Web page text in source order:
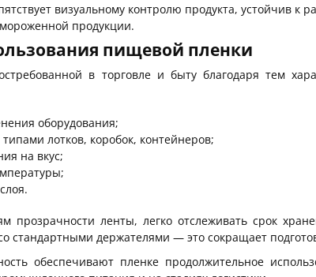
визуальному контролю продукта, устойчив к
продукции.
пищевой пленки
в торговле и быту благодаря тем
оборудования;
лотков, коробок, контейнеров;
на вкус;
прозрачности ленты, легко отслеживать срок
стандартными держателями — это сокращает
обеспечивают пленке продолжительное